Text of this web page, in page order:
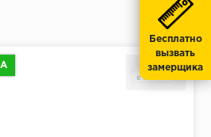
Бесплатно
вызвать
замерщика